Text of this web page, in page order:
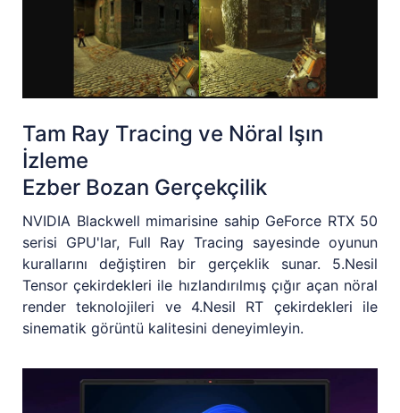
Tam Ray Tracing ve Nöral Işın
İzleme
Ezber Bozan Gerçekçilik
NVIDIA Blackwell mimarisine sahip GeForce RTX 50
serisi GPU'lar, Full Ray Tracing sayesinde oyunun
kurallarını değiştiren bir gerçeklik sunar. 5.Nesil
Tensor çekirdekleri ile hızlandırılmış çığır açan nöral
render teknolojileri ve 4.Nesil RT çekirdekleri ile
sinematik görüntü kalitesini deneyimleyin.